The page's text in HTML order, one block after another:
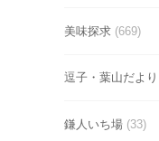
美味探求 (669)
逗子・葉山だより
鎌人いち場 (33)